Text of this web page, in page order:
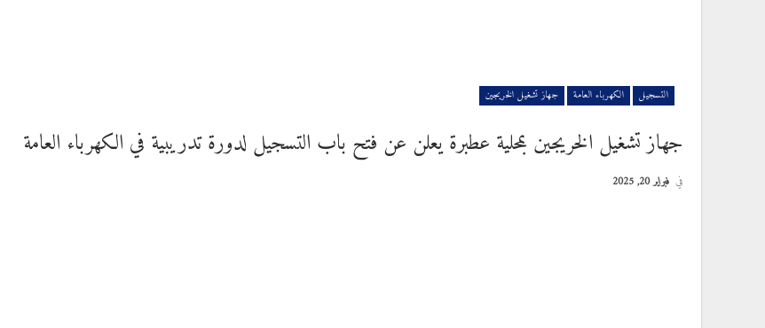
التسجيل الكهرباء العامة جهاز تشغيل الخريجين
جهاز تشغيل الخريجين بمحلية عطبرة يعلن عن فتح باب التسجيل لدورة تدريبية في الكهرباء العامة
في فبراير 20, 2025